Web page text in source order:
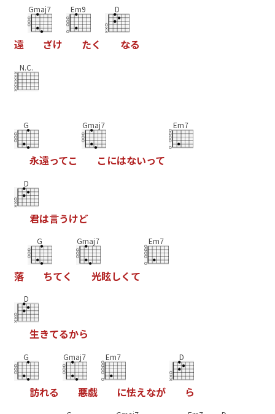
遠
Gmaj7
ざけ
Em9
たく
D
なる
N.C.
G
永遠ってこ
Gmaj7
こ にはないって
Em7
D
君は言うけど
落
G
ちてく
Gmaj7
光眩しく て
Em7
D
生きてるから
G
訪れる
Gmaj7
悪戯
Em7
に怯えなが
D
ら